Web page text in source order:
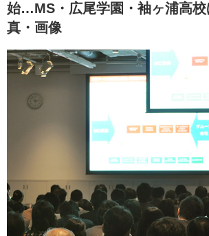
始…MS・広尾学園・袖ヶ浦高
真・画像